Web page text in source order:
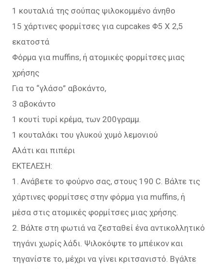
1 κουταλιά της σούπας ψιλοκομμένο άνηθο
15 χάρτινες φορμίτσες για cupcakes Φ5 Χ 2,5
εκατοστά
Φόρμα για muffins, ή ατομικές φορμίτσες μιας
χρήσης
Για το “γλάσο” αβοκάντο,
3 αβοκάντο
1 κουτί τυρί κρέμα, των 200γραμμ.
1 κουταλάκι του γλυκού χυμό λεμονιού
Αλάτι και πιπέρι
ΕΚΤΕΛΕΣΗ:
1. Ανάβετε το φούρνο σας, στους 190 C. Βάλτε τις
χάρτινες φορμίτσες στην φόρμα για muffins, ή
μέσα στις ατομικές φορμίτσες μιας χρήσης.
2. Βάλτε στη φωτιά να ζεσταθεί ένα αντικολλητικό
τηγάνι χωρίς λάδι. Ψιλοκόψτε το μπέικον και
τηγανίστε το, μέχρι να γίνει κριτσανιστό. Βγάλτε